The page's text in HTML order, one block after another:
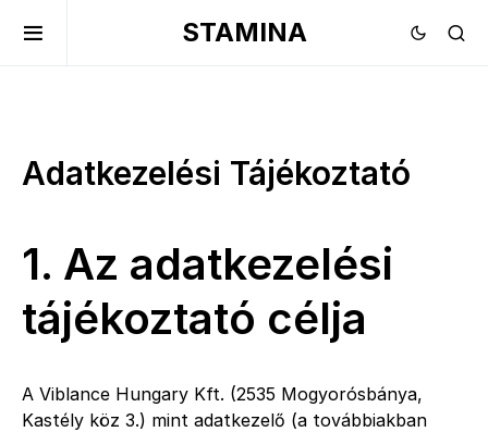
STAMINA
Adatkezelési Tájékoztató
1. Az adatkezelési
tájékoztató célja
A Viblance Hungary Kft. (2535 Mogyorósbánya,
Kastély köz 3.) mint adatkezelő (a továbbiakban